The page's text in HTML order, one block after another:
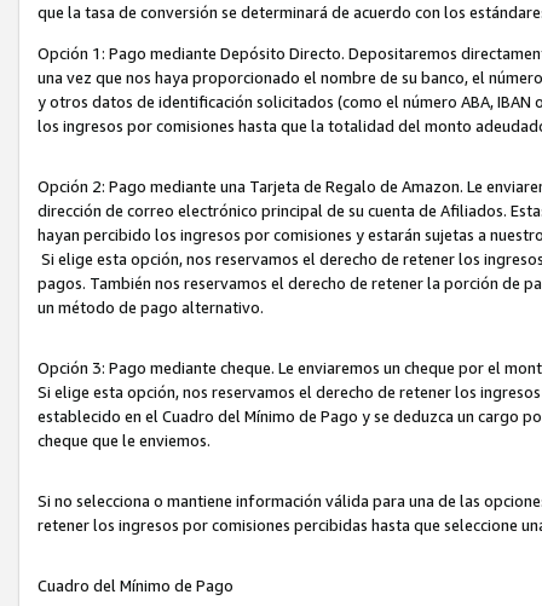
que la tasa de conversión se determinará de acuerdo con los
Opción 1: Pago mediante Depósito Directo. Depositaremos
una vez que nos haya proporcionado el nombre de su banco, el
y otros datos de identificación solicitados (como el número ABA,
los ingresos por comisiones hasta que la totalidad del monto
Opción 2: Pago mediante una Tarjeta de Regalo de Amazon. Le
dirección de correo electrónico principal de su cuenta de Afiliados.
hayan percibido los ingresos por comisiones y estarán sujetas a
Si elige esta opción, nos reservamos el derecho de retener los
pagos. También nos reservamos el derecho de retener la porción de
un método de pago alternativo.
Opción 3: Pago mediante cheque. Le enviaremos un cheque por el
Si elige esta opción, nos reservamos el derecho de retener los
establecido en el Cuadro del Mínimo de Pago y se deduzca un cargo
cheque que le enviemos.
Si no selecciona o mantiene información válida para una de las
retener los ingresos por comisiones percibidas hasta que seleccione
Cuadro del Mínimo de Pago